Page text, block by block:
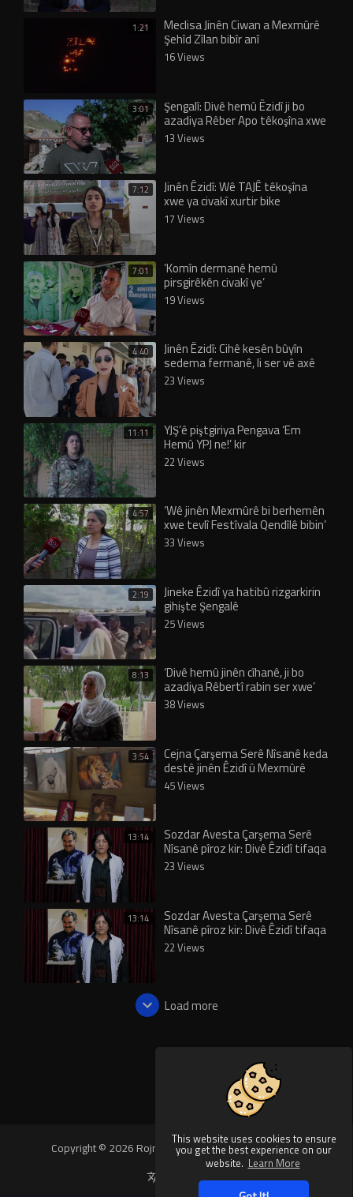
This website uses cookies to ensure
you get the best experience on our
website. Learn More
1:21 Meclisa Jinên Ciwan a Mexmûrê
Şehîd Zîlan bibîr anî
16 Views
3:01 Şengalî: Divê hemû Êzidî ji bo
azadiya Rêber Apo têkoşîna xwe
mezin bikin
13 Views
7:12 Jinên Êzidî: Wê TAJÊ têkoşîna
xwe ya civakî xurtir bike
17 Views
7:01 ‘Komîn dermanê hemû
pirsgirêkên civakî ye’
19 Views
4:40 Jinên Êzidî: Cihê kesên bûyîn
sedema fermanê, li ser vê axê
nîne!
23 Views
11:11 YJŞ’ê piştgiriya Pengava ‘Em
Hemû YPJ ne!’ kir
22 Views
4:57 ‘Wê jinên Mexmûrê bi berhemên
xwe tevlî Festîvala Qendîlê bibin’
33 Views
2:19 Jineke Êzidî ya hatibû rizgarkirin
gihişte Şengalê
25 Views
8:13 ‘Divê hemû jinên cîhanê, ji bo
azadiya Rêbertî rabin ser xwe’
38 Views
3:54 Cejna Çarşema Serê Nîsanê keda
destê jinên Êzidî û Mexmûrê
gihand hev
45 Views
13:14 Sozdar Avesta Çarşema Serê
Nîsanê pîroz kir: Divê Êzidî tifaqa
xwe pêk bînin
23 Views
13:14 Sozdar Avesta Çarşema Serê
Nîsanê pîroz kir: Divê Êzidî tifaqa
xwe pêk bînin
22 Views
Load more
Copyright © 2026 Rojnews Video. All rights reserved.
Language